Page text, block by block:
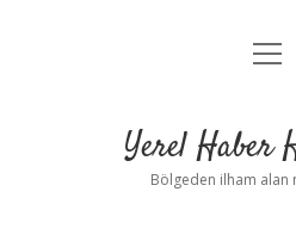
Anasayfa
Yasal
Yerel Haber
Bölgeden ilham alan